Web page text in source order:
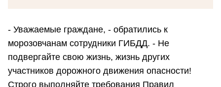
- Уважаемые граждане, - обратились к
морозовчанам сотрудники ГИБДД. - Не
подвергайте свою жизнь, жизнь других
участников дорожного движения опасности!
Строго выполняйте требования Правил